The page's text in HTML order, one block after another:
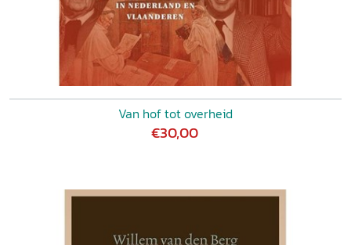
Van hof tot overheid
€30,00